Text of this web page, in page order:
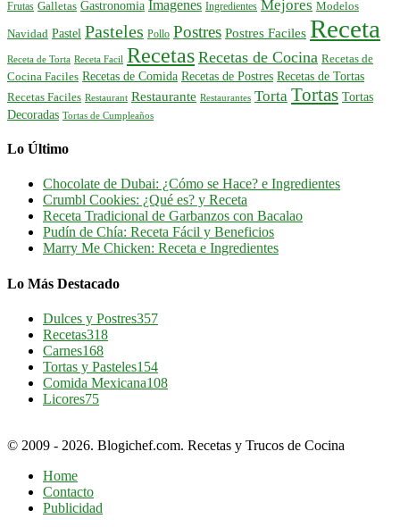
Frutas Galletas Gastronomia Imagenes Ingredientes Mejores Modelos
Navidad Pastel Pasteles Pollo Postres Postres Faciles Receta
Receta de Torta Receta Facil Recetas Recetas de Cocina Recetas de
Cocina Faciles Recetas de Comida Recetas de Postres Recetas de Tortas
Recetas Faciles Restaurant Restaurante Restaurantes Torta Tortas Tortas
Decoradas Tortas de Cumpleaños
Lo Último
Chocolate de Dubai: ¿Cómo se Hace? e Ingredientes
Crumbl Cookies: ¿Qué es? y Receta
Receta Tradicional de Garbanzos con Bacalao
Pudín de Chía: Receta Fácil y Beneficios
Marry Me Chicken: Receta e Ingredientes
Lo Más Destacado
Dulces y Postres357
Recetas318
Carnes168
Tortas y Pasteles154
Comida Mexicana108
Licores75
© 2009 - 2026. Blogichef.com. Recetas y Trucos de Cocina
Home
Contacto
Publicidad